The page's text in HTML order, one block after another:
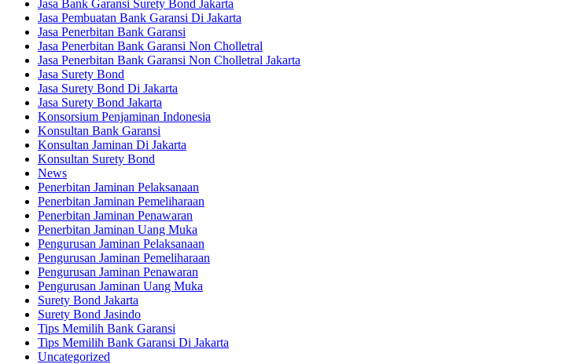
Jasa Bank Garansi Surety Bond Jakarta
Jasa Pembuatan Bank Garansi Di Jakarta
Jasa Penerbitan Bank Garansi
Jasa Penerbitan Bank Garansi Non Cholletral
Jasa Penerbitan Bank Garansi Non Cholletral Jakarta
Jasa Surety Bond
Jasa Surety Bond Di Jakarta
Jasa Surety Bond Jakarta
Konsorsium Penjaminan Indonesia
Konsultan Bank Garansi
Konsultan Jaminan Di Jakarta
Konsultan Surety Bond
News
Penerbitan Jaminan Pelaksanaan
Penerbitan Jaminan Pemeliharaan
Penerbitan Jaminan Penawaran
Penerbitan Jaminan Uang Muka
Pengurusan Jaminan Pelaksanaan
Pengurusan Jaminan Pemeliharaan
Pengurusan Jaminan Penawaran
Pengurusan Jaminan Uang Muka
Surety Bond Jakarta
Surety Bond Jasindo
Tips Memilih Bank Garansi
Tips Memilih Bank Garansi Di Jakarta
Uncategorized